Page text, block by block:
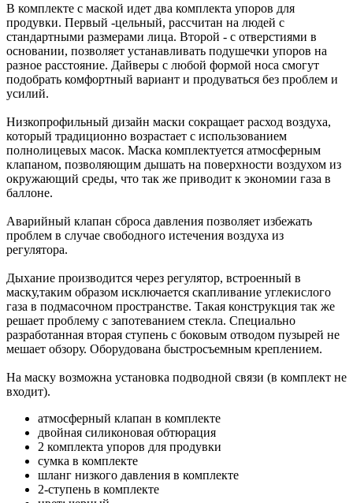
В комплекте с маской идет два комплекта упоров для
продувки. Первый -цельный, рассчитан на людей с
стандартными размерами лица. Второй - с отверстиями в
основании, позволяет устанавливать подушечки упоров на
разное расстояние. Дайверы с любой формой носа смогут
подобрать комфортный вариант и продуваться без проблем и
усилий.
Низкопрофильный дизайн маски сокращает расход воздуха,
который традиционно возрастает с использованием
полнолицевых масок. Маска комплектуется атмосферным
клапаном, позволяющим дышать на поверхности воздухом из
окружающий среды, что так же приводит к экономии газа в
баллоне.
Аварийный клапан сброса давления позволяет избежать
проблем в случае свободного истечения воздуха из
регулятора.
Дыхание производится через регулятор, встроенный в
маску,таким образом исключается скапливание углекислого
газа в подмасочном пространстве. Такая конструкция так же
решает проблему с запотеванием стекла. Специально
разработанная вторая ступень с боковым отводом пузырей не
мешает обзору. Оборудована быстросъемным креплением.
На маску возможна установка подводной связи (в комплект не
входит).
атмосферный клапан в комплекте
двойная силиконовая обтюрация
2 комплекта упоров для продувки
сумка в комплекте
шланг низкого давления в комплекте
2-ступень в комплекте